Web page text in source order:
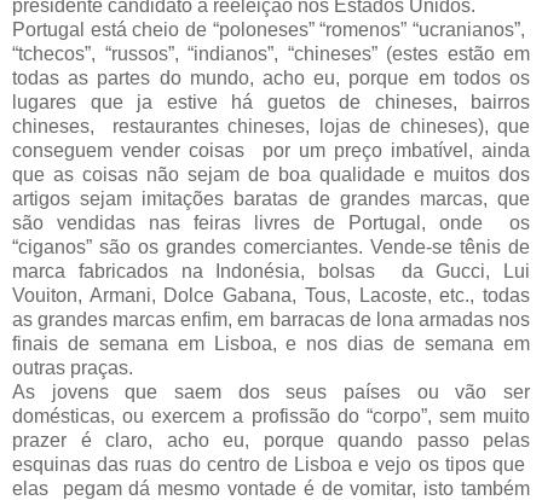
presidente candidato à reeleição nos Estados Unidos.
Portugal está cheio de “poloneses” “romenos” “ucranianos”,
“tchecos”, “russos”, “indianos”, “chineses” (estes estão em
todas as partes do mundo, acho eu, porque em todos os
lugares que ja estive há guetos de chineses, bairros
chineses, restaurantes chineses, lojas de chineses), que
conseguem vender coisas por um preço imbatível, ainda
que as coisas não sejam de boa qualidade e muitos dos
artigos sejam imitações baratas de grandes marcas, que
são vendidas nas feiras livres de Portugal, onde os
“ciganos” são os grandes comerciantes. Vende-se tênis de
marca fabricados na Indonésia, bolsas da Gucci, Lui
Vouiton, Armani, Dolce Gabana, Tous, Lacoste, etc., todas
as grandes marcas enfim, em barracas de lona armadas nos
finais de semana em Lisboa, e nos dias de semana em
outras praças.
As jovens que saem dos seus países ou vão ser
domésticas, ou exercem a profissão do “corpo”, sem muito
prazer é claro, acho eu, porque quando passo pelas
esquinas das ruas do centro de Lisboa e vejo os tipos que
elas pegam dá mesmo vontade é de vomitar, isto também